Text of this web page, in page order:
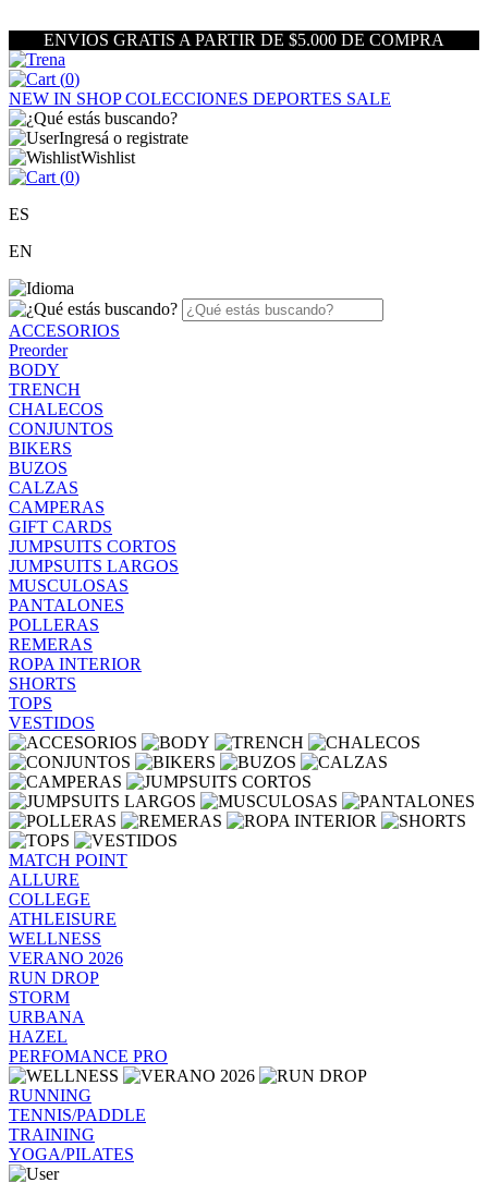
ENVIOS GRATIS A PARTIR DE $5.000 DE COMPRA
(0)
NEW IN SHOPCOLECCIONES DEPORTES SALE
Ingresá o registrate
Wishlist
(0)
ES
EN
ACCESORIOS
Preorder
BODY
TRENCH
CHALECOS
CONJUNTOS
BIKERS
BUZOS
CALZAS
CAMPERAS
GIFT CARDS
JUMPSUITS CORTOS
JUMPSUITS LARGOS
MUSCULOSAS
PANTALONES
POLLERAS
REMERAS
ROPA INTERIOR
SHORTS
TOPS
VESTIDOS
MATCH POINT
ALLURE
COLLEGE
ATHLEISURE
WELLNESS
VERANO 2026
RUN DROP
STORM
URBANA
HAZEL
PERFOMANCE PRO
RUNNING
TENNIS/PADDLE
TRAINING
YOGA/PILATES